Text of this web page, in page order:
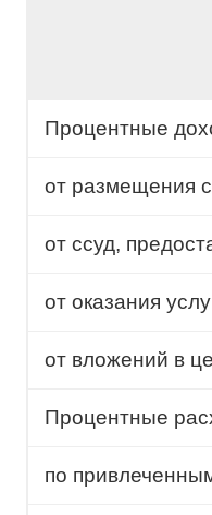
Процентные
от размещения
от ссуд,
от оказания
от вложений в
Процентные
по